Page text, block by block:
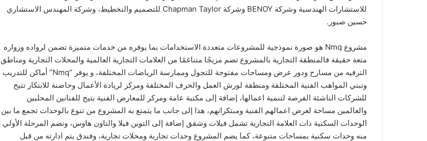
للاستشارات الهندسية وشركة BENOY وشركة Chapman Taylor للتصميم والتخطيط، وشركة المهندس الاستشاري
حسين صبور.
مشروع Nmq هو صورة نموذجية للمشروعات متعددة الاستخدامات بما يوفره من خدمات متميزة تضمن لرواده وزواره
متعة حقيقة فالمنطقة التجارية بالمشروع تضم مزيجًا متناغمًا من العلامات التجارية العالمية والمحلات التجارية ومناطق
الترفيه من مسارح ودور عرض ومساحات مفتوحة للتجول وممارسة الرياضات المختلفة، و يوفر “Nmq” أماكن للتدريب
وتبني المواهب الفنية المختلفة ومنطقة لورش العمل والحرف المختلفة ومركز لريادة الأعمال وحاضنة للابتكار تتيح
للشركات الناشئة الفرصة لتنمية اعمالها، إضافة إلى مكتبة عامة ومركز للمعارض الفنية يتيح للفنانين المحليين
والعالمين مساحة لعرض اعمالهم الفنية ومبتكراتهم، هذا إلى جانب ما يتمتع به المشروع من تنوع بالوحدات تجمع ما بين
الوحدات السكنية ذات العلامة التجارية تشمل فيلات وشقق إضافة إلى التوين فيلا والتاون هاوس، وتضم المرحلة الأولي
منه وحدات سكنية بمساحات متنوعة، كما يضم المشروع وحدات تجارية ومحلات تجارية، وفندق يتم ادارته من قبل